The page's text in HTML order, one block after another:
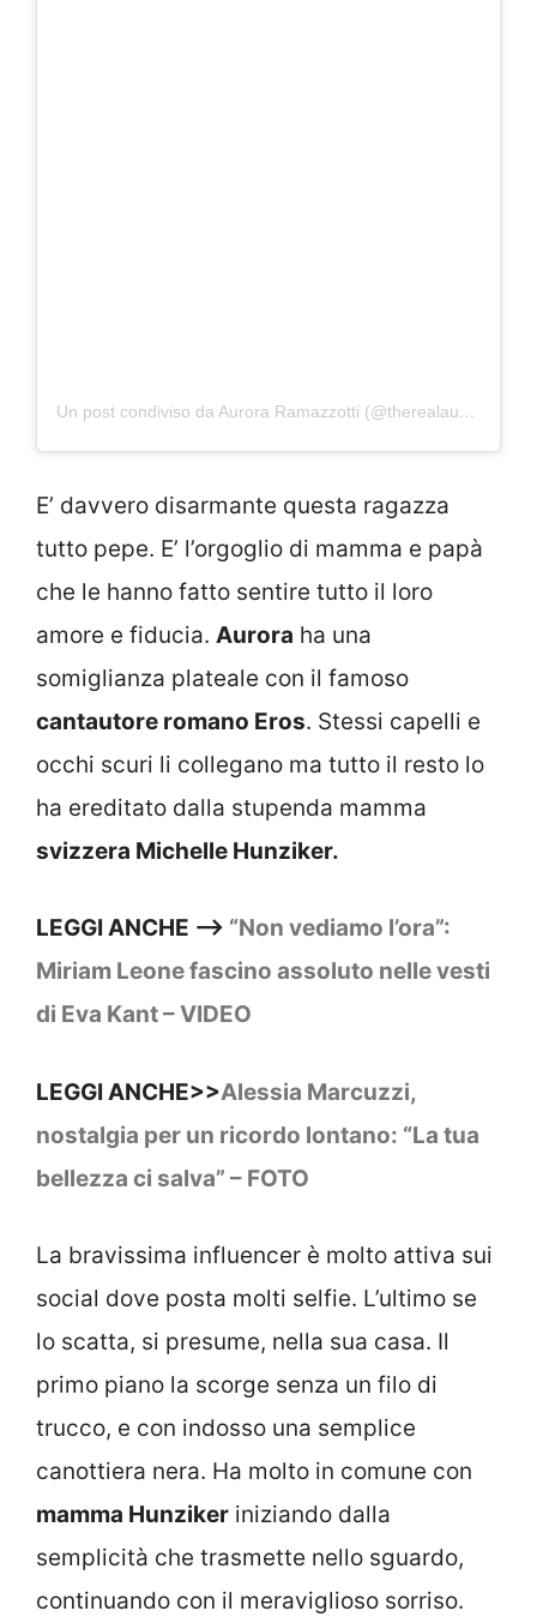
Un post condiviso da Aurora Ramazzotti (@therealauroragram)
E’ davvero disarmante questa ragazza
tutto pepe. E’ l’orgoglio di mamma e papà
che le hanno fatto sentire tutto il loro
amore e fiducia. Aurora ha una
somiglianza plateale con il famoso
cantautore romano Eros. Stessi capelli e
occhi scuri li collegano ma tutto il resto lo
ha ereditato dalla stupenda mamma
svizzera Michelle Hunziker.
LEGGI ANCHE —> “Non vediamo l’ora”:
Miriam Leone fascino assoluto nelle vesti
di Eva Kant – VIDEO
LEGGI ANCHE>>Alessia Marcuzzi,
nostalgia per un ricordo lontano: “La tua
bellezza ci salva” – FOTO
La bravissima influencer è molto attiva sui
social dove posta molti selfie. L’ultimo se
lo scatta, si presume, nella sua casa. Il
primo piano la scorge senza un filo di
trucco, e con indosso una semplice
canottiera nera. Ha molto in comune con
mamma Hunziker iniziando dalla
semplicità che trasmette nello sguardo,
continuando con il meraviglioso sorriso.